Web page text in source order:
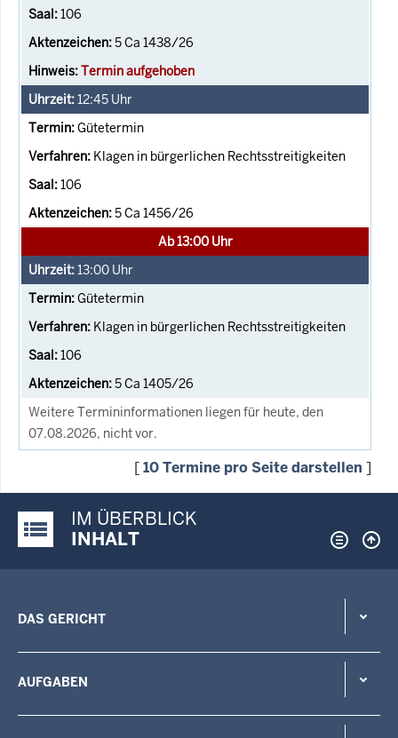
106
5 Ca 1438/26
Termin aufgehoben
12:45 Uhr
Gütetermin
Klagen in bürgerlichen Rechtsstreitigkeiten
106
5 Ca 1456/26
Ab 13:00 Uhr
13:00 Uhr
Gütetermin
Klagen in bürgerlichen Rechtsstreitigkeiten
106
5 Ca 1405/26
Weitere Termininformationen liegen für heute, den
07.08.2026, nicht vor.
[10 Termine pro Seite darstellen ]
Justiz-Portal im Überblick:
IM ÜBERBLICK
INHALT
DAS GERICHT
AUFGABEN